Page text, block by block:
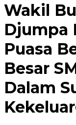
Wakil
Djumpa
Puasa
Besar
Dalam